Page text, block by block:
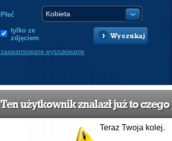
Płeć
tylko ze
zdjęciem
Wyszukaj
zaawansowane wyszukiwanie
Ten użytkownik znalazł już to czego
Teraz Twoja kolej.